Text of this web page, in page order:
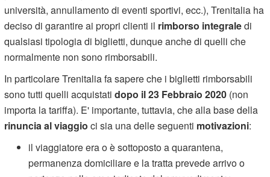
università, annullamento di eventi sportivi, ecc.), Trenitalia ha
deciso di garantire ai propri clienti il rimborso integraledi
qualsiasi tipologia di biglietti, dunque anche di quelli che
normalmente non sono rimborsabili.
In particolare Trenitalia fa sapere che i biglietti rimborsabili
sono tutti quelli acquistatidopo il 23 Febbraio 2020 (non
importa la tariffa). E' importante, tuttavia, che alla base della
rinuncia al viaggio ci sia una delle seguenti motivazioni:
il viaggiatore era o è sottoposto a quarantena,
permanenza domiciliare e la tratta prevede arrivo o